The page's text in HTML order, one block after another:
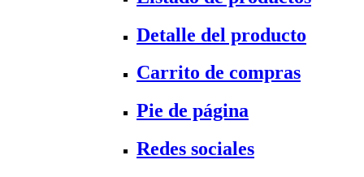
Detalle del producto
Carrito de compras
Pie de página
Redes sociales